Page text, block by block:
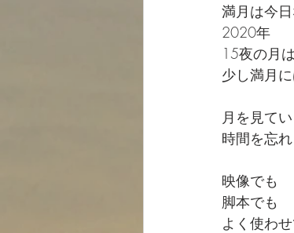
満月は今
2020年
15夜の月は
少し満月
月を見て
時間を忘
映像でも
脚本でも
よく使わ